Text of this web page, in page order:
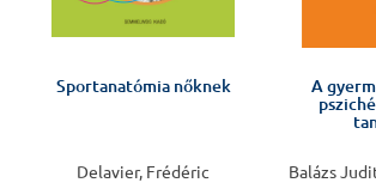
Sportanatómia nőknek
Delavier, Frédéric
A
Balázs